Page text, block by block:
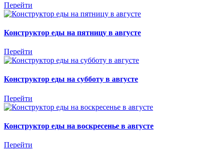
Перейти
Конструктор еды на пятницу в августе
Перейти
Конструктор еды на субботу в августе
Перейти
Конструктор еды на воскресенье в августе
Перейти